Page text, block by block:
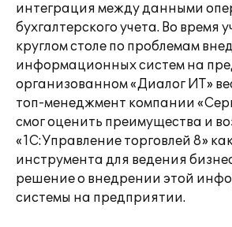
интеграция между данными
бухгалтерского учета. Во время
круглом столе по проблемам
информационных систем на
организованном «Диалог ИТ»
топ-менеджмент компании
смог оценить преимущества и
«1С:Управление торговлей 8»
инструмента для ведения
решение о внедрении этой
системы на предприятии.